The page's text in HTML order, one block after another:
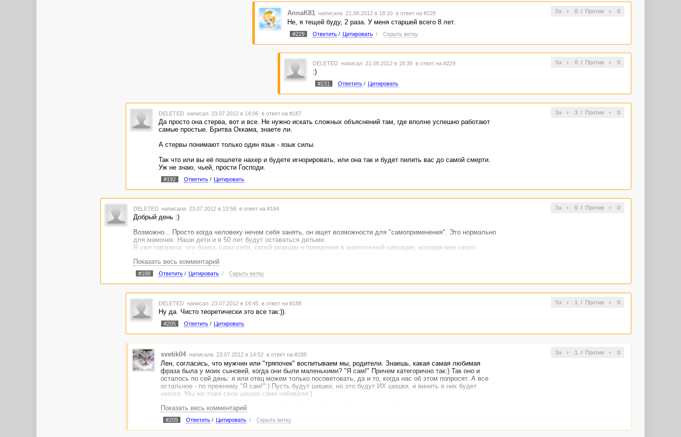
За 0/ Против 0
AnnaK81 написала 21.08.2012 в 18:10 в ответ на #228
Не, я тещей буду, 2 раза. У меня старшей всего 8 лет.
#229 Ответить/ Цитировать / Скрыть ветку
За 0/ Против 0
DELETED написал 21.08.2012 в 18:39 в ответ на #229
:)
#231 Ответить/ Цитировать
За 3/ Против 0
DELETED написал 23.07.2012 в 14:06 в ответ на #187
Да просто она стерва, вот и все. Не нужно искать сложных объяснений там, где вполне успешно работают
самые простые. Бритва Оккама, знаете ли.
А стервы понимают только один язык - язык силы.
Так что или вы её пошлете нахер и будете игнорировать, или она так и будет пилить вас до самой смерти.
Уж не знаю, чьей, прости Господи.
#192 Ответить/ Цитировать
За 0/ Против 0
DELETED написала 23.07.2012 в 13:58 в ответ на #184
Добрый день :)
Возможно... Просто когда человеку нечем себя занять, он ищет возможности для "самоприменения". Это нормально
для мамочек. Наши дети и в 50 лет будут оставаться детьми.
Я уже говорила, что боюсь сама себя, своей реакции и поведения в аналогичной ситуации, которая мне скоро
Тут еще один нюанс, надо понимать, что сын в роли мужа должен сам набить свои шишки и приобрести опыт.
Влезая с назойливыми нравоучениями, можно нажить врага в собственном ребенке, тем болеее, если он любит
жену. Ну это все при условии, если мужчина самостоятельный, а не тряпочка. Я, например, точно знаю, что если
попробую выкинуть какую ни будь некорректную выходку в адрес его девушки, мы можем поссориться надолго.
Хотя, меня иногда так и подмывает - то маникюр не такой (нарощенные стилеты уже не в моде), то татушка мне не
нравится (как она будет выглядеть лет эдак в 50?), то нарощенные ресницы, как у коровы :))) Но я тупо молчу. В
конце концов, у нее есть мама, пусть следит за внешним видом дочери. У всех разные вкусы. Я всего лишь на всего
- будущая свекровь. И этот статус можно оценить, только став ею.
Как-то так...
Показать весь комментарий
#188 Ответить/ Цитировать / Скрыть ветку
За 1 / Против 0
DELETED написал 23.07.2012 в 14:45 в ответ на #188
Ну да. Чисто теоретически это все так:)).
#205 Ответить/ Цитировать
За 1 / Против 0
svetik04 написала 23.07.2012 в 14:52 в ответ на #188
Лен, согласись, что мужчин или "тряпочек" воспитываем мы, родители. Знаешь, какая самая любимая
фраза была у моих сыновей, когда они были маленькими? "Я сам!" Причем категорично так:) Так оно и
осталось по сей день: я или отец можем только посоветовать, да и то, когда нас об этом попросят. А все
остальное - по прежнему "Я сам!":) Пусть будут шишки, но это будут ИХ шишки, и винить в них будет
некого. Мы же тоже свои шишки сами набивали:)
что эта опека им давно не нужна.
Показать весь комментарий
#209 Ответить/ Цитировать / Скрыть ветку